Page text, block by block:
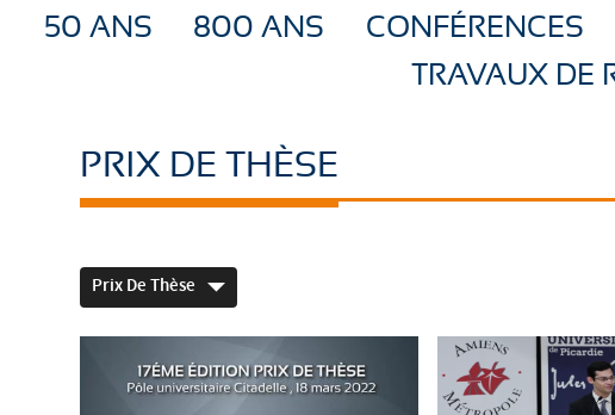
50 ANS 800 ANS CONFÉRENCES
TRAVAUX DE
PRIX DE THÈSE
Prix De Thèse